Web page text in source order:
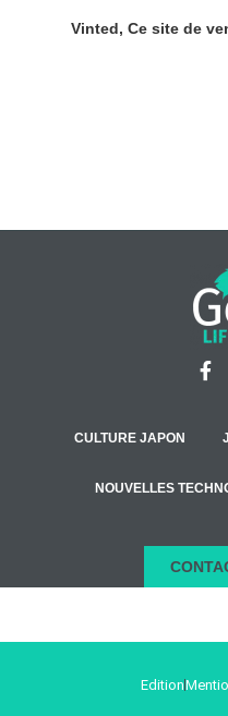
Vinted, Ce site de
CULTURE JAPON
NOUVELLES
Edition